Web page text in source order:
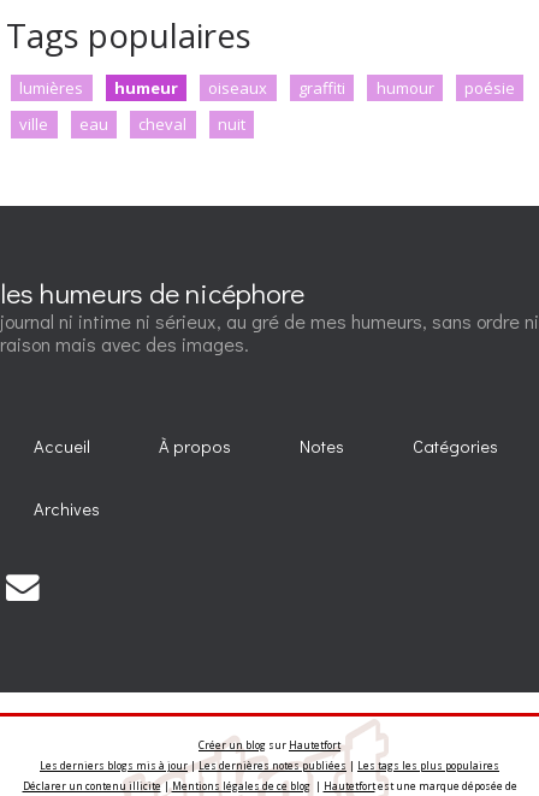
Tags populaires
lumières humeur oiseaux graffiti humour
poésie
ville
eau cheval nuit
les humeurs de nicéphore
journal ni intime ni sérieux, au gré de mes humeurs, sans ordre ni
raison mais avec des images.
Accueil À propos Notes Catégories
Archives
Créer un blog sur Hautetfort
Les derniers blogs mis à jour|Les dernières notes publiées | Les tags les plus populaires
Déclarer un contenu illicite|Mentions légales de ce blog| Hautetfortest une marque déposée de